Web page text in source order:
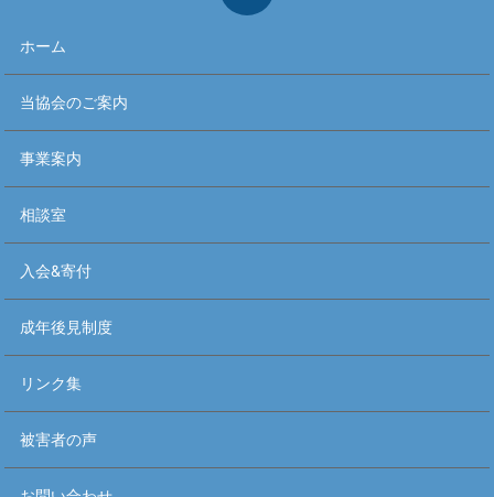
ホーム
当協会のご案内
事業案内
相談室
入会&寄付
成年後見制度
リンク集
被害者の声